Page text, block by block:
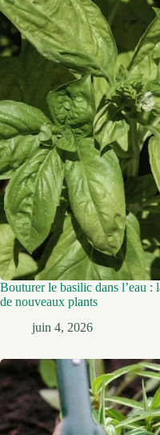
Bouturer le basilic dans l’eau :
de nouveaux plants
juin 4, 2026